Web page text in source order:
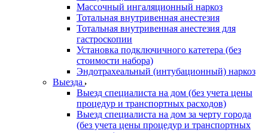
Массочный ингаляционный наркоз
Тотальная внутривенная анестезия
Тотальная внутривенная анестезия для
гастроскопии
Установка подключичного катетера (без
стоимости набора)
Эндотрахеальный (интубационный) наркоз
Выезда
Выезд специалиста на дом (без учета цены
процедур и транспортных расходов)
Выезд специалиста на дом за черту города
(без учета цены процедур и транспортных